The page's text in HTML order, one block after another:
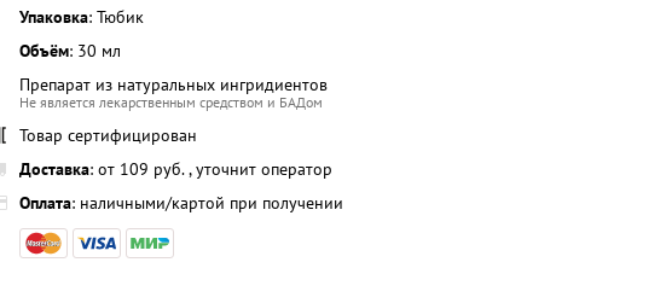
Упаковка: Тюбик
Объём: 30 мл
Препарат из натуральных ингридиентов
Не является лекарственным средством и БАДом
Товар сертифицирован
Доставка: от 109 руб. , уточнит оператор
Оплата: наличными/картой при получении